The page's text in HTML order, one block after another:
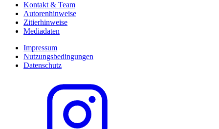
Kontakt & Team
Autorenhinweise
Zitierhinweise
Mediadaten
Impressum
Nutzungsbedingungen
Datenschutz